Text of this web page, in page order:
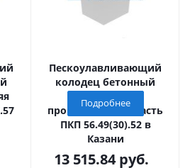
Пескоулавливающий
колодец бетонный
(СО-300мм),
промежуточная часть
ПКП 56.49(30).52 в
Казани
13 515.84руб.
Подробнее